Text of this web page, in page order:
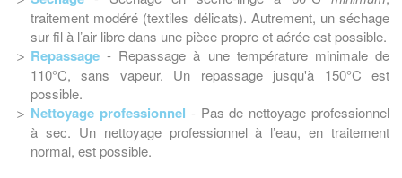
traitement modéré (textiles délicats). Autrement, un séchage
sur fil à l’air libre dans une pièce propre et aérée est possible.
Repassage- Repassage à une température minimale de
110°C, sans vapeur. Un repassage jusqu'à 150°C est
possible.
Nettoyage professionnel - Pas de nettoyage professionnel
à sec. Un nettoyage professionnel à l’eau, en traitement
normal, est possible.